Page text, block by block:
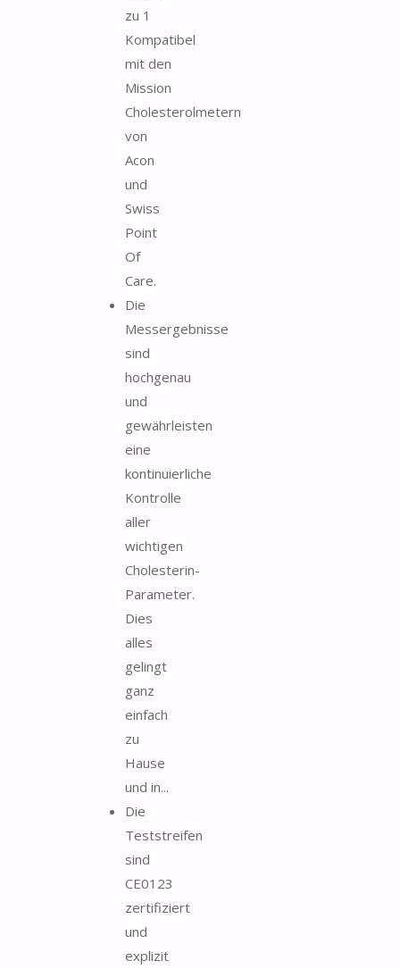
zu 1
Kompatibel
mit den
Mission
Cholesterolmetern
von
Acon
und
Swiss
Point
Of
Care.
Die
Messergebnisse
sind
hochgenau
und
gewährleisten
eine
kontinuierliche
Kontrolle
aller
wichtigen
Cholesterin-
Parameter.
Dies
alles
gelingt
ganz
einfach
zu
Hause
und in...
Die
Teststreifen
sind
CE0123
zertifiziert
und
explizit